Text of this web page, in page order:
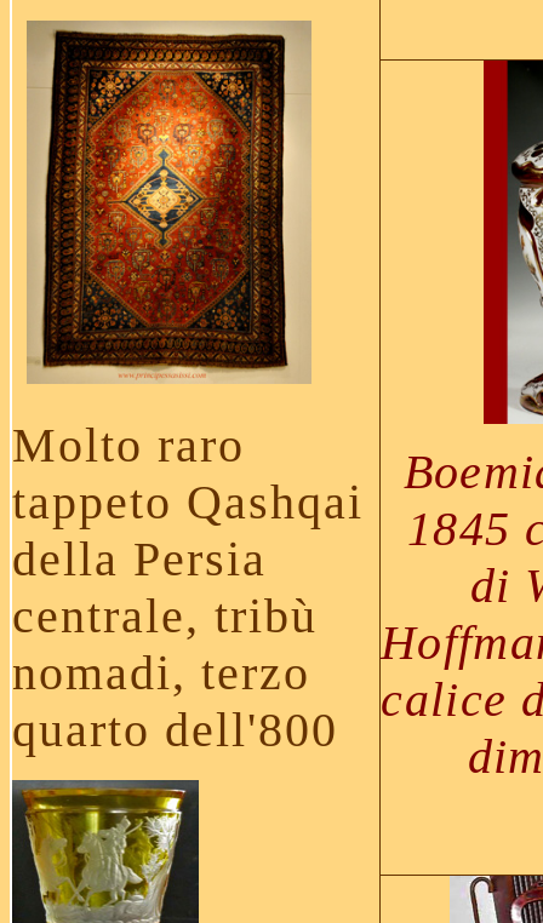
Molto raro
tappeto Qashqai
della Persia
centrale, tribù
nomadi, terzo
quarto dell'800
1845
di
calice